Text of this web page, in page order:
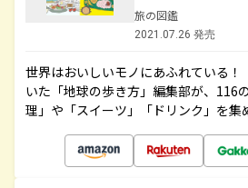
旅の図鑑
2021.07.26 発売
世界はおいしいモノにあふれている
いた「地球の歩き方」編集部が、116
理」や「スイーツ」「ドリンク」を集